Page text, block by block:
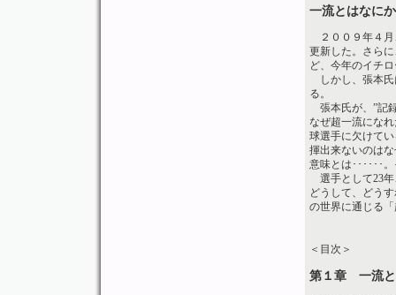
一流とはなに
２００９年４月
更新した。さら
ど、今年のイチ
しかし、張本氏
る。
張本氏が、”記
なぜ超一流にな
球選手に欠けて
揮出来ないのは
意味とは･･････
選手として23年
どうして、どう
の世界に通じる
＜目次＞
第１章 一流と